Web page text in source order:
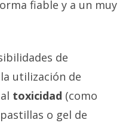
fiable y a un muy
de
utilización de
toxicidad (como
o gel de